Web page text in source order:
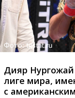
Фото: tgstat.ru
Дияр
лиге мира,
с